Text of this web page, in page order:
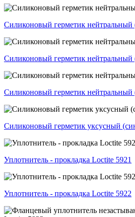
Силиконовый герметик
Силиконовый герметик
Силиконовый герметик
Силиконовый герметик уксусный
Уплотнитель - прокладка Loctite 5921
Уплотнитель - прокладка Loctite 5922